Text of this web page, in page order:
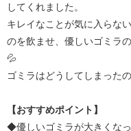
してくれました。
キレイなことが気に入らな
のを飲ませ、優しいゴミラ
💦
ゴミラはどうしてしまったの
【おすすめポイント】
◆優しいゴミラが大きくなっ